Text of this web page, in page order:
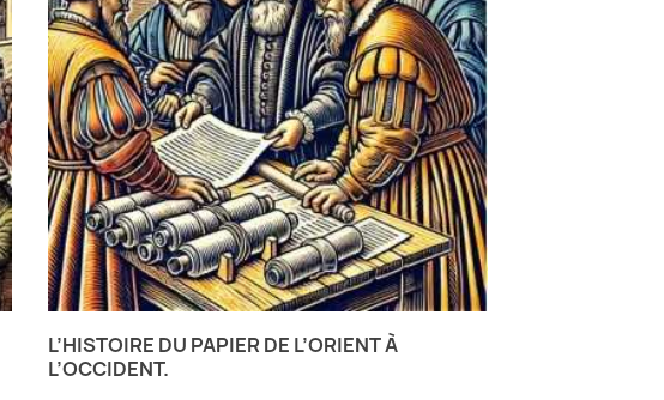
L’HISTOIRE DU PAPIER DE L’ORIENT À
L’OCCIDENT.